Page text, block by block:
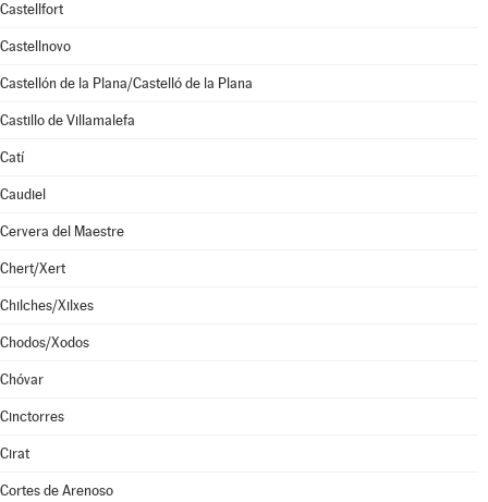
Castellfort
Castellnovo
Castellón de la Plana/Castelló de la Plana
Castillo de Villamalefa
Catí
Caudiel
Cervera del Maestre
Chert/Xert
Chilches/Xilxes
Chodos/Xodos
Chóvar
Cinctorres
Cirat
Cortes de Arenoso